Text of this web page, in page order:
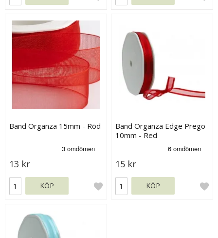
Band Organza 15mm - Röd
13 kr
KÖP
Band Organza Edge Prego
10mm - Red
15 kr
KÖP